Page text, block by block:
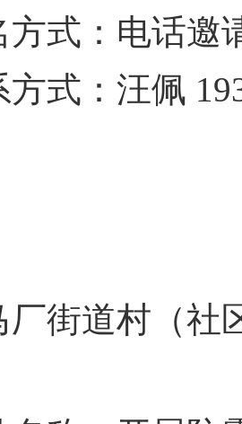
方式：电话邀
方式：汪佩
厂街道村（社